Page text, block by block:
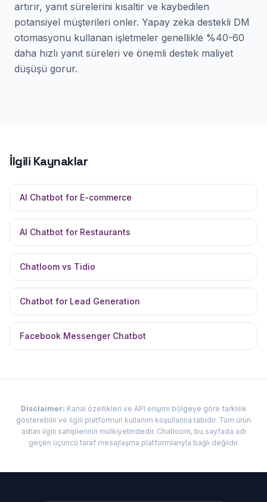
artırır, yanıt sürelerini kısaltir ve kaybedilen
potansiyel müşterileri onler. Yapay zeka destekli DM
otomasyonu kullanan işletmeler genellikle %40-60
daha hızlı yanıt süreleri ve önemli destek maliyet
düşüşü gorur.
İlgili Kaynaklar
AI Chatbot for E-commerce
AI Chatbot for Restaurants
Chatloom vs Tidio
Chatbot for Lead Generation
Facebook Messenger Chatbot
Disclaimer: Kanal özellikleri ve API erişimi bölgeye göre farklılık
gösterebilir ve ilgili platformun kullanım koşullarına tabidir. Tüm ürün
adları ilgili sahiplerinin mülkiyetindedir. Chatloom, bu sayfada adi
geçen üçüncü taraf mesajlaşma platformlarıyla bağlı değildir.